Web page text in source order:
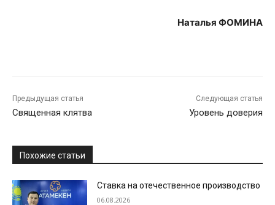
Наталья ФОМИНА
Предыдущая статья
Священная клятва
Следующая статья
Уровень доверия
Похожие статьи
Ставка на отечественное производство
06.08.2026